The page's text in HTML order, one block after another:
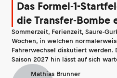
Das Formel-1-
die Transfer-Bombe
Sommerzeit, Ferienzeit, Saure-
Wochen, in welchen
Fahrerwechsel diskutiert werden.
Saison 2027 hin lässt auf sich
Mathias Brunner